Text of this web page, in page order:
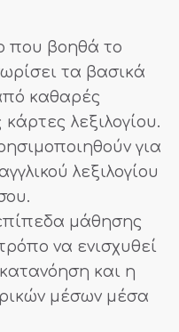
που βοηθά το
τα βασικά
καθαρές
λεξιλογίου.
για
λεξιλογίου
μάθησης
να ενισχυθεί
και η
μέσων μέσα